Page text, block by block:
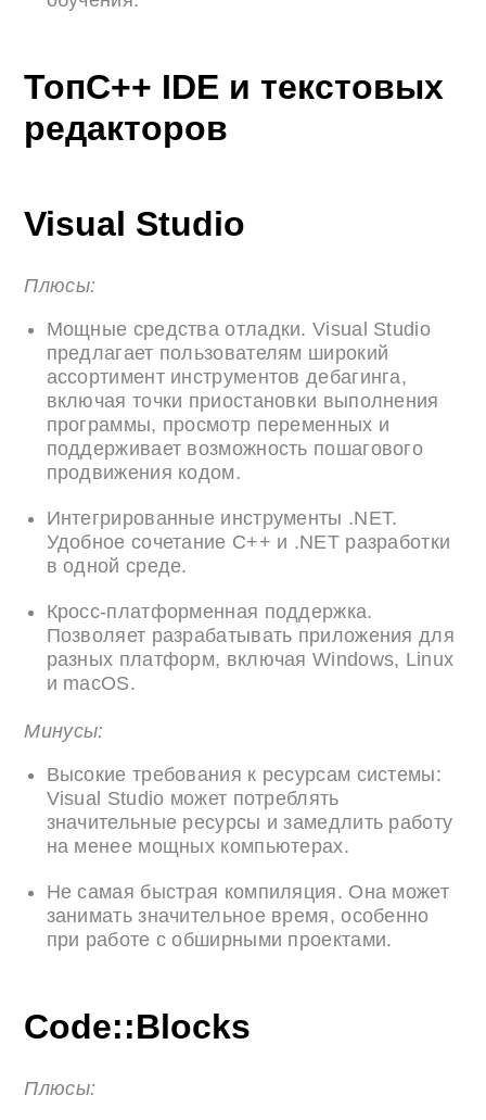
ТопC++ IDE и текстовых
редакторов
Visual Studio
Плюсы:
Мощные средства отладки. Visual Studio
предлагает пользователям широкий
ассортимент инструментов дебагинга,
включая точки приостановки выполнения
программы, просмотр переменных и
поддерживает возможность пошагового
продвижения кодом.
Интегрированные инструменты .NET.
Удобное сочетание C++ и .NET разработки
в одной среде.
Кросс-платформенная поддержка.
Позволяет разрабатывать приложения для
разных платформ, включая Windows, Linux
и macOS.
Минусы:
Высокие требования к ресурсам системы:
Visual Studio может потреблять
значительные ресурсы и замедлить работу
на менее мощных компьютерах.
Не самая быстрая компиляция. Она может
занимать значительное время, особенно
при работе с обширными проектами.
Code::Blocks
Плюсы: